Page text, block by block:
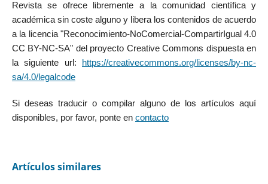
Revista se ofrece libremente a la comunidad científica y
académica sin coste alguno y libera los contenidos de acuerdo
a la licencia "Reconocimiento-NoComercial-CompartirIgual 4.0
CC BY-NC-SA" del proyecto Creative Commons dispuesta en
la siguiente url:
https://creativecommons.org/licenses/by-nc-
sa/4.0/legalcode
Si deseas traducir o compilar alguno de los artículos aquí
disponibles, por favor, ponte en contacto
Artículos similares